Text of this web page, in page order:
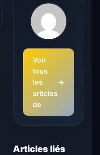
Voir
tous
les
articles
de
→
Articles liés